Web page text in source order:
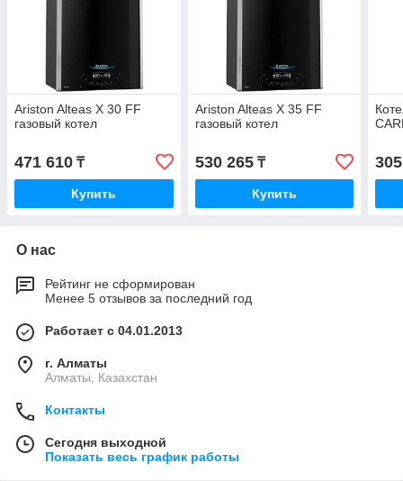
Ariston Alteas X 30 FF
газовый котел
471 610 ₸
Купить
Ariston Alteas X 35 FF
газовый котел
530 265₸
Купить
О нас
Рейтинг не сформирован
Менее 5 отзывов за последний год
Работает с 04.01.2013
г. Алматы
Алматы, Казахстан
Контакты
Сегодня выходной
Показать весь график работы